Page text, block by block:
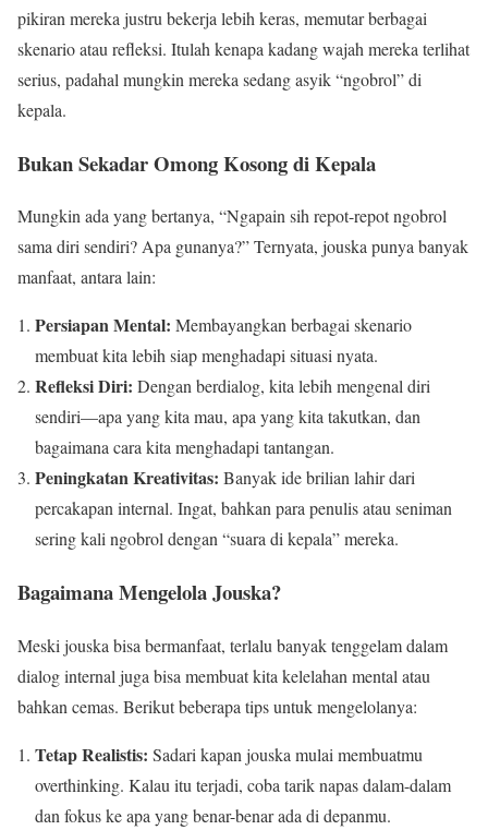
pikiran mereka justru bekerja lebih keras, memutar berbagai
skenario atau refleksi. Itulah kenapa kadang wajah mereka terlihat
serius, padahal mungkin mereka sedang asyik “ngobrol” di
kepala.
Bukan Sekadar Omong Kosong di Kepala
Mungkin ada yang bertanya, “Ngapain sih repot-repot ngobrol
sama diri sendiri? Apa gunanya?” Ternyata, jouska punya banyak
manfaat, antara lain:
Persiapan Mental: Membayangkan berbagai skenario
membuat kita lebih siap menghadapi situasi nyata.
Refleksi Diri: Dengan berdialog, kita lebih mengenal diri
sendiri—apa yang kita mau, apa yang kita takutkan, dan
bagaimana cara kita menghadapi tantangan.
Peningkatan Kreativitas: Banyak ide brilian lahir dari
percakapan internal. Ingat, bahkan para penulis atau seniman
sering kali ngobrol dengan “suara di kepala” mereka.
Bagaimana Mengelola Jouska?
Meski jouska bisa bermanfaat, terlalu banyak tenggelam dalam
dialog internal juga bisa membuat kita kelelahan mental atau
bahkan cemas. Berikut beberapa tips untuk mengelolanya:
Tetap Realistis: Sadari kapan jouska mulai membuatmu
overthinking. Kalau itu terjadi, coba tarik napas dalam-dalam
dan fokus ke apa yang benar-benar ada di depanmu.